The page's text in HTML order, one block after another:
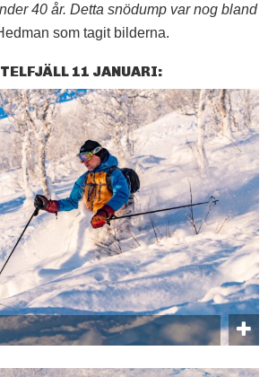
40 år. Detta snödump var nog bland
som tagit bilderna.
11 JANUARI: